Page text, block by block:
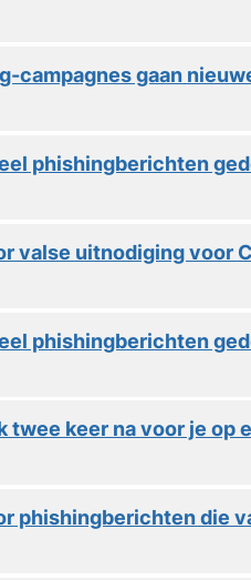
campagnes gaan
phishingberichten
valse uitnodiging voor
phishingberichten
twee keer na voor je op
phishingberichten die